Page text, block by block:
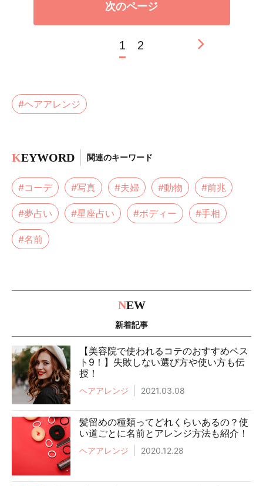
次のページ
1 2
#ヘアアレンジ
KEYWORD 関連のキーワード
#コーデ #写真 #夫婦 #動物 #前兆
#夢占い #星座占い #ボディー #手相
#名前
NEW
新着記事
【美容院で使われるコテのおすすめベス
ト9！】失敗しない選び方や使い方も伝
授！
ヘアアレンジ 2021.03.08
髪留めの種類ってどれくらいあるの？使
い道ごとに名前とアレンジ方法も紹介！
ヘアアレンジ 2020.12.28